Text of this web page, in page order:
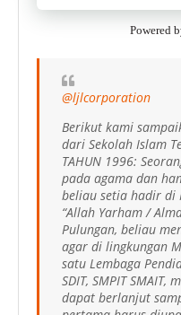
Powered
@ljlcorporation
Berikut kami
dari Sekolah Islam
TAHUN 1996:
pada agama dan
beliau setia hadir di
“Allah Yarham /
Pulungan, beliau
agar di lingkungan
satu Lembaga
SDIT, SMPIT
dapat berlanjut